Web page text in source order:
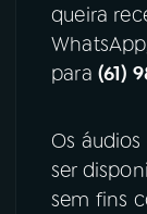
queira
para (61)
Os
ser
sem fins